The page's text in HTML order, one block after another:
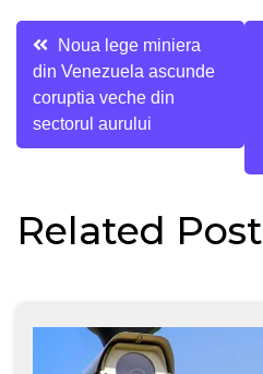
Navigare
în
articole
Noua lege miniera
din Venezuela ascunde
coruptia veche din
sectorul aurului
Related Post